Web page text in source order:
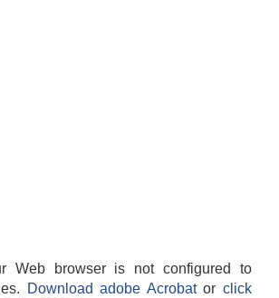
Web browser is not configured to
Download adobe Acrobatorclick